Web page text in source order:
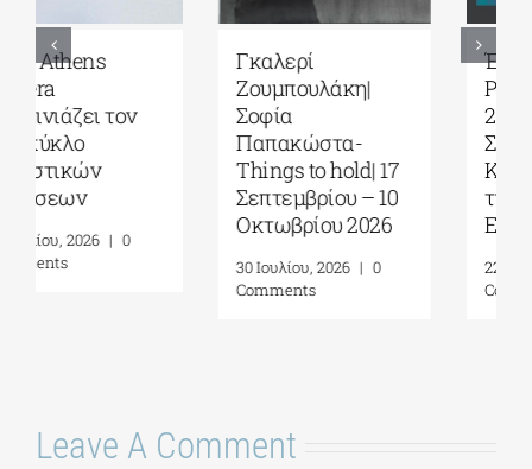
Γκαλερί
Σοφία
Παπακώστα-
Things to hold| 17
Σεπτεμβρίου – 10
30 Ιουλίου, 2026
Έρχεται το
Platforms Project
Σεπτεμβρίου στο
Καπνεργοστάσιο
της Βουλής των
Ελλήνων
22 Ιουλίου, 2026
Comments
Comment